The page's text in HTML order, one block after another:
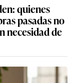
quienes
pasadas no
necesidad de